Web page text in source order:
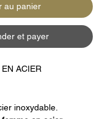
au panier
et payer
ACIER
inoxydable.